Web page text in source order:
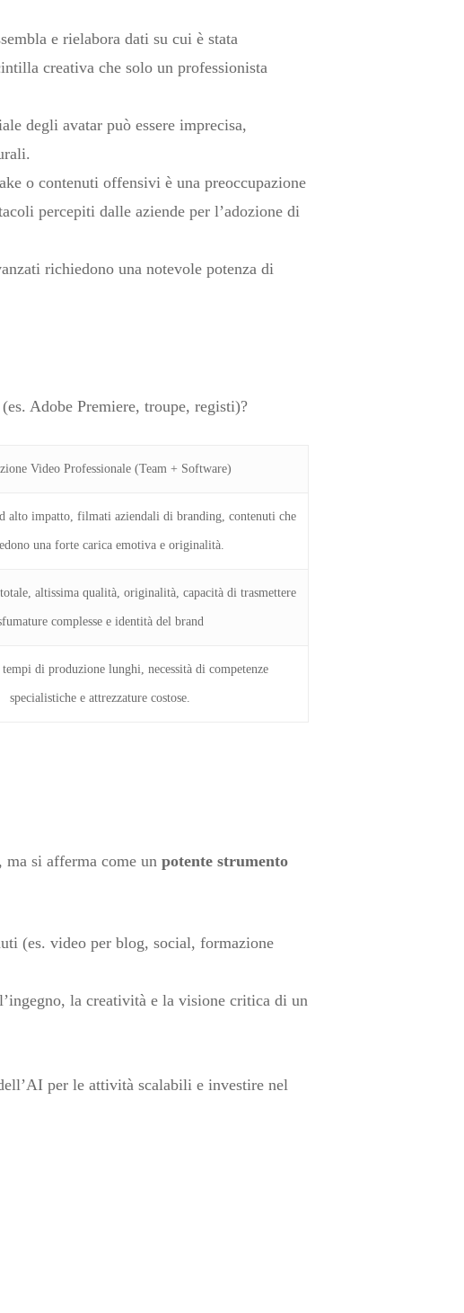
e rielabora dati su cui è stata
creativa che solo un professionista
degli avatar può essere imprecisa,
o contenuti offensivi è una preoccupazione
percepiti dalle aziende per l’adozione di
richiedono una notevole potenza di
Adobe Premiere, troupe, registi)?
Video Professionale (Team + Software)
alto impatto, filmati aziendali di branding, contenuti che
una forte carica emotiva e originalità.
altissima qualità, originalità, capacità di trasmettere
complesse e identità del brand
di produzione lunghi, necessità di competenze
specialistiche e attrezzature costose.
ma si afferma come unpotente strumento
(es. video per blog, social, formazione
la creatività e la visione critica di un
per le attività scalabili e investire nel